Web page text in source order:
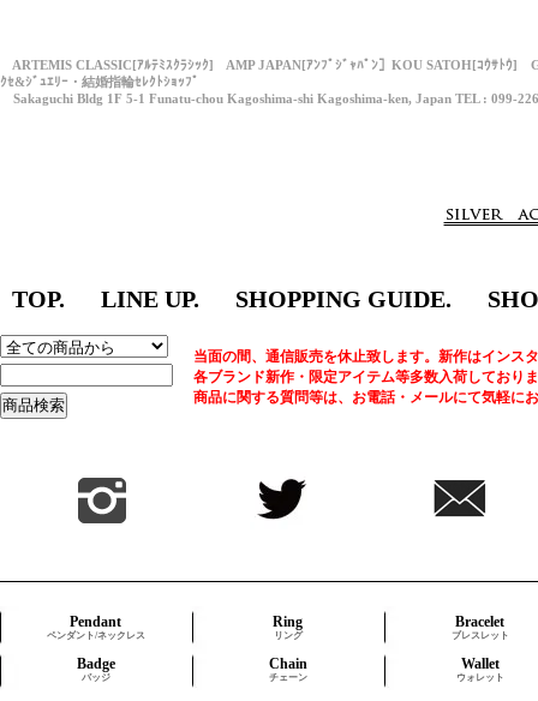
ARTEMIS CLASSIC[ｱﾙﾃﾐｽｸﾗｼｯｸ] AMP JAPAN[ｱﾝﾌﾟｼﾞｬﾊﾟﾝ］KOU SATOH[ｺｳｻﾄｳ]
ｸｾ&ｼﾞｭｴﾘｰ・結婚指輪ｾﾚｸﾄｼｮｯﾌﾟ
Sakaguchi Bldg 1F 5-1 Funatu-chou Kagoshima-shi Kagoshima-ken, Japan TEL : 099-
TOP. LINE UP. SHOPPING GUIDE.
当面の間、通信販売を休止致します。新作はインス
各ブランド新作・限定アイテム等多数入荷しており
商品に関する質問等は、お電話・メールにて気軽に
Pendant
ペンダント/ネックレス
Ring
リング
Bracelet
ブレスレット
Badge
バッジ
Chain
チェーン
Wallet
ウォレット